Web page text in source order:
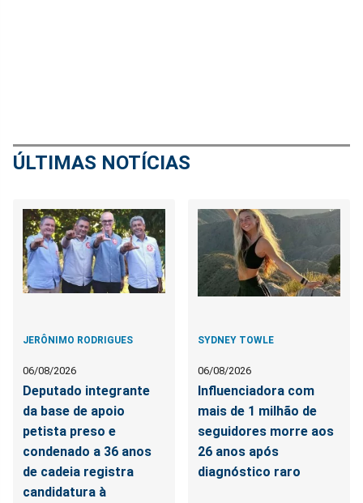
ÚLTIMAS NOTÍCIAS
JERÔNIMO RODRIGUES
06/08/2026
Deputado integrante
da base de apoio
petista preso e
condenado a 36 anos
de cadeia registra
candidatura à
SYDNEY TOWLE
06/08/2026
Influenciadora com
mais de 1 milhão de
seguidores morre aos
26 anos após
diagnóstico raro